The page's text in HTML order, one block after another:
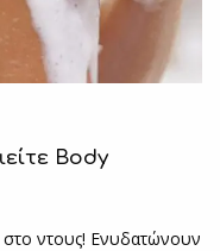
Body
στο ντους! Ενυδατώνουν